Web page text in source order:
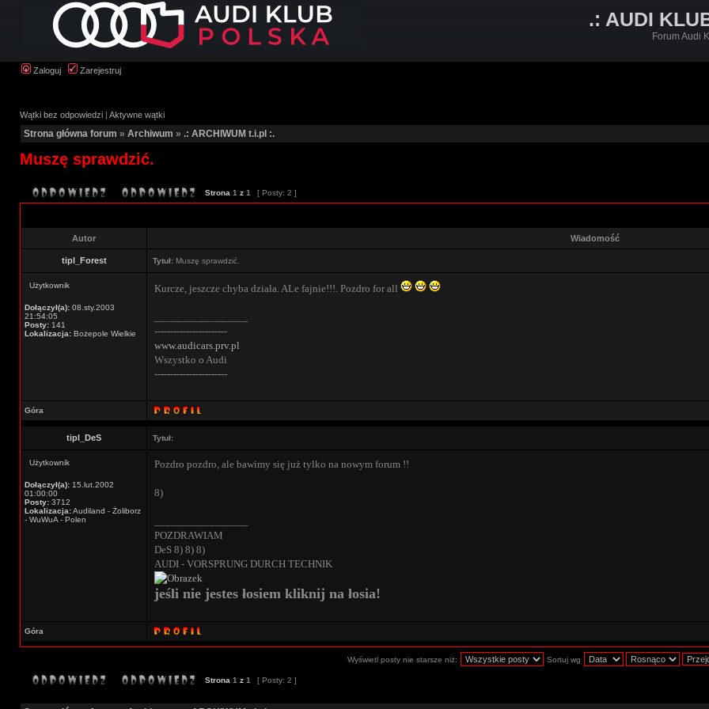
.: AUDI
Forum Audi
Zaloguj Zarejestruj
Wątki bez odpowiedzi | Aktywne wątki
Strona główna forum » Archiwum » .: ARCHIWUM t.i.pl :.
Muszę sprawdzić.
Strona 1 z 1 [ Posty: 2 ]
Autor Wiadomość
tipl_Forest Tytuł: Muszę sprawdzić.
Użytkownik
Dołączył(a): 08.sty.2003
21:54:05
Posty: 141
Lokalizacja: Bożepole Wielkie
Kurcze, jeszcze chyba działa. ALe fajnie!!!. Pozdro for all
-----------------------
www.audicars.prv.pl
Wszystko o Audi
-----------------------
Góra
tipl_DeS Tytuł:
Użytkownik
Dołączył(a): 15.lut.2002
01:00:00
Posty: 3712
Lokalizacja:Audiland - Żoliborz
- WuWuA - Polen
Pozdro pozdro, ale bawimy się już tylko na nowym forum !!
8)
POZDRAWIAM
DeS 8) 8) 8)
AUDI - VORSPRUNG DURCH TECHNIK
jeśli nie jestes łosiem kliknij na łosia!
Góra
Wyświetl posty nie starsze niż: Sortuj wg
Strona 1 z 1 [ Posty: 2 ]